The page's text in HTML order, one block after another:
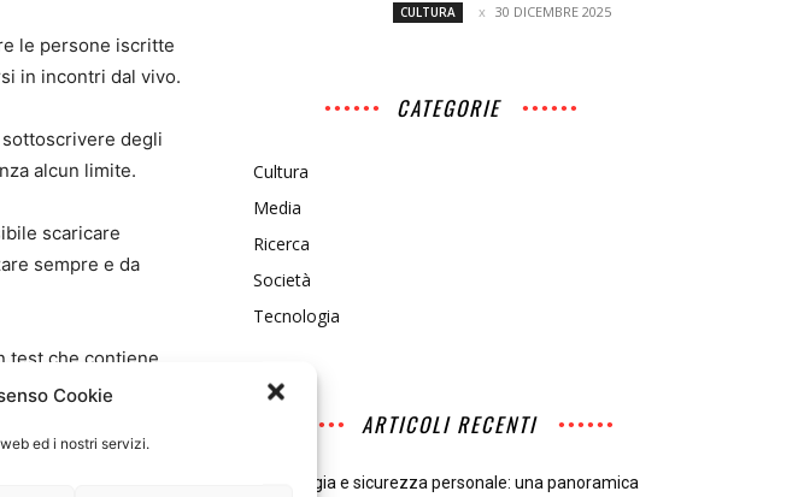
Cookie
ed i nostri servizi.
le persone iscritte
in incontri dal vivo.
degli
alcun limite.
scaricare
sempre e da
test che contiene
affini tra loro ed
ma esistono
CULTURA 30 DICEMBRE 2025
CATEGORIE
Cultura
Media
Ricerca
Società
Tecnologia
ARTICOLI RECENTI
Tecnologia e sicurezza personale: una panoramica